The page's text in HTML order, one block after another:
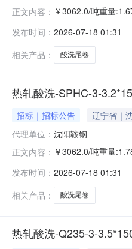
正文内容： ￥3062.0/吨重量
产线名称:冷轧1#线
发布时间： 2026-07-18 01:31
相关产品：
酸洗尾卷
热轧酸洗-SPHC-3-
招标｜招标公告 辽宁省｜
代理单位： 沈阳鞍钢
正文内容： ￥3062.0/吨重量
求产线名称:冷轧1#
发布时间： 2026-07-18 01:31
相关产品：
酸洗尾卷
热轧酸洗-Q235-3-